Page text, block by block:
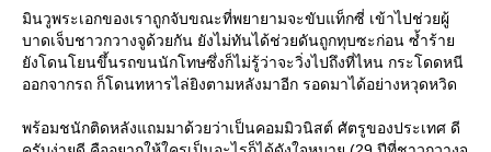
มินวูพระเอกของเราถูกจับขณะที่พยายามจะขับแท็กซี่ เข้าไปช่วยผู้
บาดเจ็บชาวกวางจูด้วยกัน ยังไม่ทันได้ช่วยดันถูกทุบซะก่อน ซ้ำร้า
ังโดนโยนขึ้นรถขนนักโทษซึ่งก็ไม่รู้ว่าจะวิ่งไปถึงที่ไหน กระโดดหนี
ออกจากรถ ก็โดนทหารไล่ยิงตามหลังมาอีก รอดมาได้อย่างหวุดหวิด
พร้อมชนักติดหลังแถมมาด้วยว่าเป็นคอมมิวนิสต์ ศัตรูของประเทศ ดี